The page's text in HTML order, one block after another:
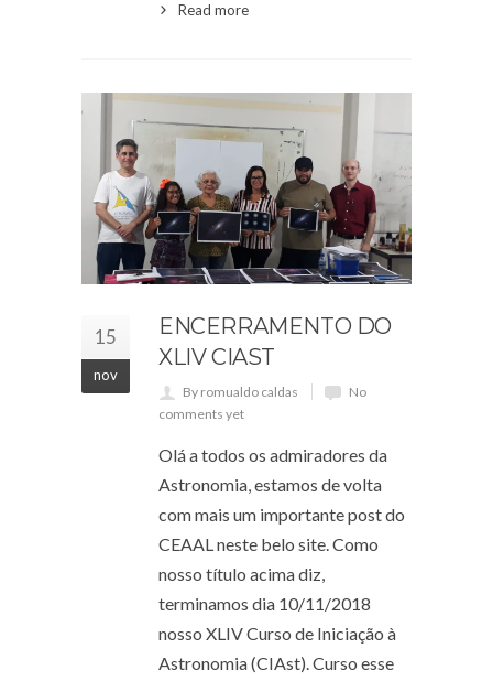
Read more
15
nov
ENCERRAMENTO DO
XLIV CIAST
By romualdo caldas
No
comments yet
Olá a todos os admiradores da
Astronomia, estamos de volta
com mais um importante post do
CEAAL neste belo site. Como
nosso título acima diz,
terminamos dia 10/11/2018
nosso XLIV Curso de Iniciação à
Astronomia (CIAst). Curso esse